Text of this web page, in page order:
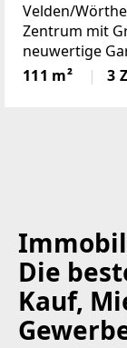
Velden/
Zentrum mit
neuwertige
Wohnen mit
im Herzen
111 m² 3
Die
Kauf,